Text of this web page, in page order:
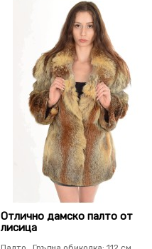
Отлично дамско палто от
лисица